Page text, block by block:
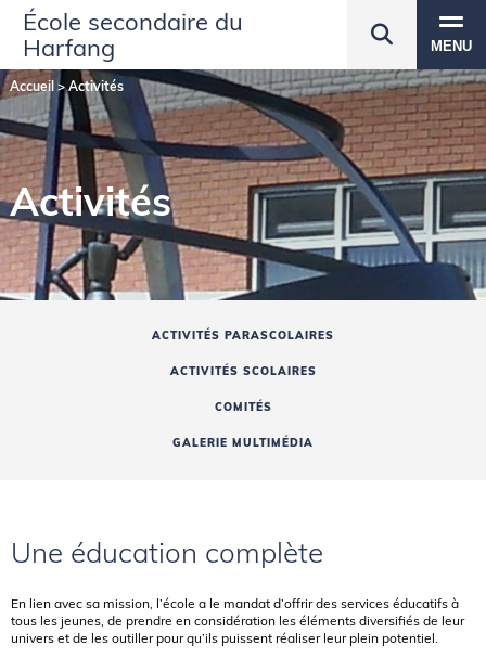
École secondaire du
Harfang
MENU
Accueil>Activités
Activités
ACTIVITÉS PARASCOLAIRES
ACTIVITÉS SCOLAIRES
COMITÉS
GALERIE MULTIMÉDIA
Une éducation complète
En lien avec sa mission, l’école a le mandat d’offrir des services éducatifs à
tous les jeunes, de prendre en considération les éléments diversifiés de leur
univers et de les outiller pour qu’ils puissent réaliser leur plein potentiel.